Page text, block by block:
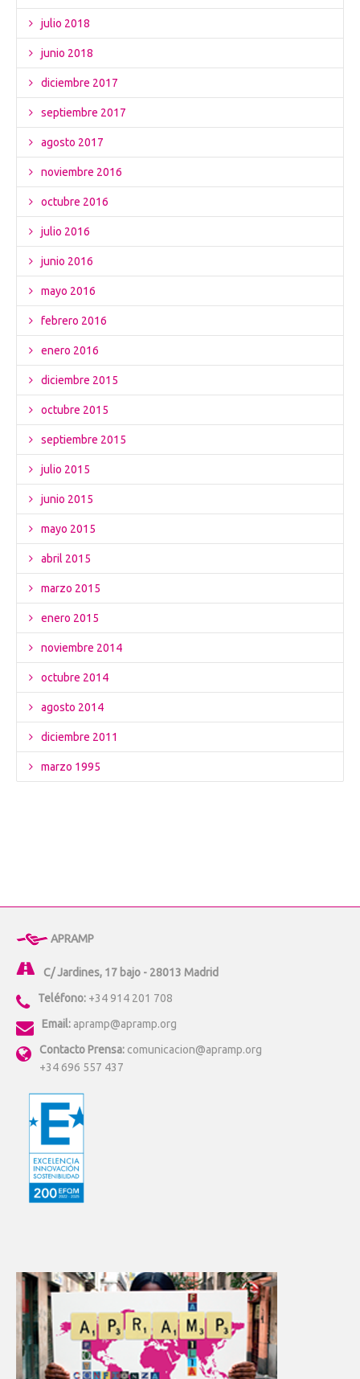
julio 2018
junio 2018
diciembre 2017
septiembre 2017
agosto 2017
noviembre 2016
octubre 2016
julio 2016
junio 2016
mayo 2016
febrero 2016
enero 2016
diciembre 2015
octubre 2015
septiembre 2015
julio 2015
junio 2015
mayo 2015
abril 2015
marzo 2015
enero 2015
noviembre 2014
octubre 2014
agosto 2014
diciembre 2011
marzo 1995
APRAMP
C/ Jardines, 17 bajo - 28013 Madrid
Teléfono: +34 914 201 708
Email: apramp@apramp.org
Contacto Prensa: comunicacion@apramp.org
+34 696 557 437